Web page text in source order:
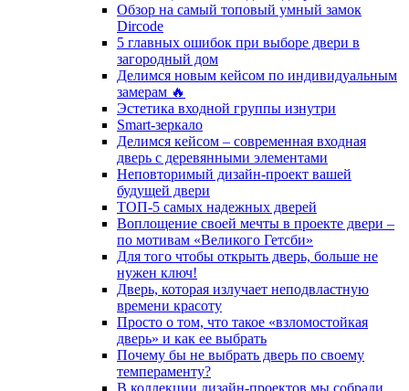
Обзор на самый топовый умный замок
Dircode
5 главных ошибок при выборе двери в
загородный дом
Делимся новым кейсом по индивидуальным
замерам 🔥
Эстетика входной группы изнутри
Smart-зеркало
Делимся кейсом – современная входная
дверь с деревянными элементами
Неповторимый дизайн-проект вашей
будущей двери
ТОП-5 самых надежных дверей
Воплощение своей мечты в проекте двери –
по мотивам «Великого Гетсби»
Для того чтобы открыть дверь, больше не
нужен ключ!
Дверь, которая излучает неподвластную
времени красоту
Просто о том, что такое «взломостойкая
дверь» и как ее выбрать
Почему бы не выбрать дверь по своему
темпераменту?
В коллекции дизайн-проектов мы собрали